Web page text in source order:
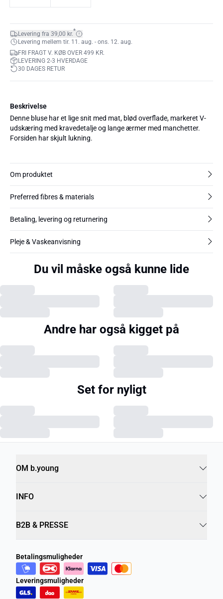
Levering fra 39,00 kr.*
Levering mellem tir. 11. aug. - ons. 12. aug.
FRI FRAGT V. KØB OVER 499 KR.
LEVERING 2-3 HVERDAGE
30 DAGES RETUR
Beskrivelse
Denne bluse har et lige snit med mat, blød overflade, markeret V-
udskæring med kravedetalje og lange ærmer med manchetter.
Forsiden har skjult lukning.
Om produktet
Preferred fibres & materials
Betaling, levering og returnering
Pleje & Vaskeanvisning
Du vil måske også kunne lide
Andre har også kigget på
Set for nyligt
OM b.young
INFO
B2B & PRESSE
Betalingsmuligheder
Leveringsmuligheder